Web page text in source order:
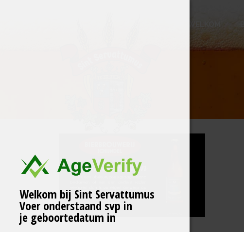
Welkom bij Sint Servattumus
Voer onderstaand svp in
je geboortedatum in